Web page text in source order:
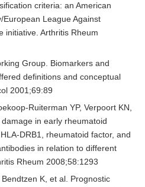
criteria: an American
League Against
initiative. Arthritis Rheum
Group. Biomarkers and
definitions and conceptual
2001;69:89
Ruiterman YP, Verpoort KN,
in early rheumatoid
DRB1, rheumatoid factor, and
in relation to different
Rheum 2008;58:1293
K, et al. Prognostic